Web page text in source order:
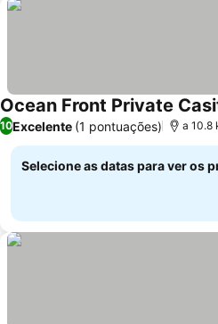
Ocean Front Private
10Excelente (1 pontuações) a 10.8
Selecione as datas para ver os